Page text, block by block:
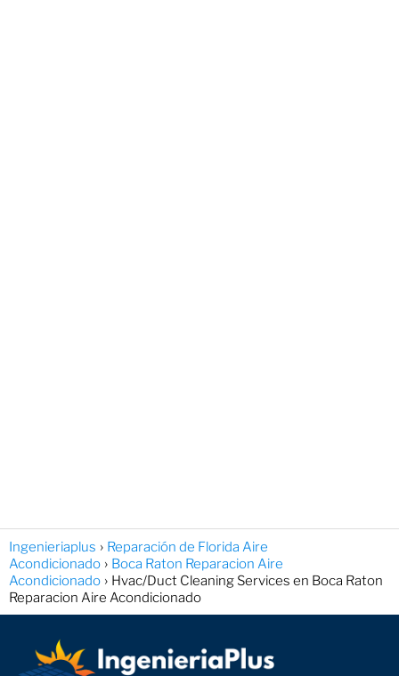
Ingenieriaplus
Reparación de Florida Aire
Acondicionado
Boca Raton Reparacion Aire
Acondicionado
Hvac/Duct Cleaning Services en Boca Raton
Reparacion Aire Acondicionado